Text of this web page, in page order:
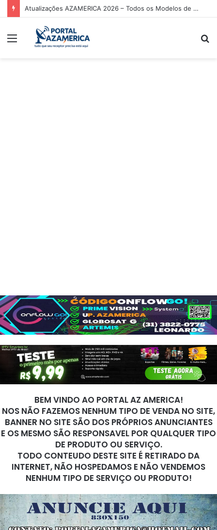
Atualizações AZAMERICA 2026 – Todos os Modelos de Receptores AZAMERICA
BEM VINDO AO PORTAL AZ AMERICA!
NOS NÃO FAZEMOS NENHUM TIPO DE VENDA NO SITE,
BANNER NO SITE SÃO DOS PRÓPRIOS ANUNCIANTES
E OS MESMO SÃO RESPONSAVEL POR QUALQUER TIPO
DE PRODUTO OU SERVIÇO.
TODO CONTEUDO DESTE SITE É RETIRADO DA
INTERNET, NÃO HOSPEDAMOS E NÃO VENDEMOS
NENHUM TIPO DE SERVIÇO OU PRODUTO!